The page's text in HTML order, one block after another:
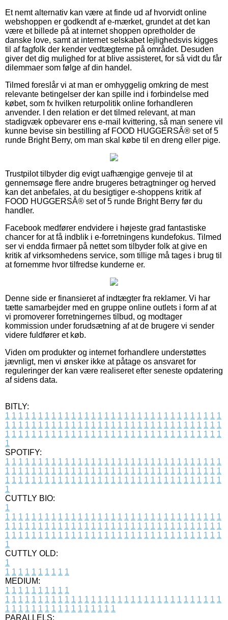
Et nemt alternativ kan være at finde ud af hvorvidt online
webshoppen er godkendt af e-mærket, grundet at det kan
være et billede på at internet shoppen opretholder de
danske love, samt at internet selskabet lejlighedsvis kigges
til af fagfolk der kender vedtægterne på området. Desuden
giver det dig mulighed for at blive assisteret, for så vidt du får
dilemmaer som følge af din handel.
Tilmed foreslår vi at man er omhyggelig omkring de mest
relevante betingelser der kan spille ind i forbindelse med
købet, som fx hvilken returpolitik online forhandleren
anvender. I den relation er det tilmed relevant, at man
stadigvæk opbevarer ens e-mail kvittering, så man senere vil
kunne bevise sin bestilling af FOOD HUGGERSÂ® set of 5
runde Bright Berry, om man skal købe til en dreng eller pige.
Trustpilot tilbyder dig evigt uafhængige genveje til at
gennemsøge flere andre brugeres betragtninger og herved
kan det anbefales, at du besigtiger e-shoppens kritik af
FOOD HUGGERSÂ® set of 5 runde Bright Berry før du
handler.
Facebook medfører endvidere i højeste grad fantastiske
chancer for at få indblik i e-forretningens kundefokus. Tilmed
ser vi endda firmaer på nettet som tilbyder folk at give en
kritik af virksomhedens service, som tillige må tages i brug til
at fornemme hvor tilfredse kunderne er.
Denne side er finansieret af indtægter fra reklamer. Vi har
tætte samarbejder med en gruppe online outlets i form af at
vi promoverer forretningernes tilbud, og modtager
kommission under forudsætning af at de brugere vi sender
videre fuldfører et køb.
Viden om produkter og internet forhandlere understøttes
jævnligt, men vi ønsker ikke at påtage os ansvaret for
reguleringer der kan være realiseret efter seneste opdatering
af sidens data.
BITLY:
1 1 1 1 1 1 1 1 1 1 1 1 1 1 1 1 1 1 1 1 1 1 1 1 1 1 1 1 1 1 1 1 1
1 1 1 1 1 1 1 1 1 1 1 1 1 1 1 1 1 1 1 1 1 1 1 1 1 1 1 1 1 1 1 1 1
1 1 1 1 1 1 1 1 1 1 1 1 1 1 1 1 1 1 1 1 1 1 1 1 1 1 1 1 1 1 1 1 1
1
SPOTIFY:
1 1 1 1 1 1 1 1 1 1 1 1 1 1 1 1 1 1 1 1 1 1 1 1 1 1 1 1 1 1 1 1 1
1 1 1 1 1 1 1 1 1 1 1 1 1 1 1 1 1 1 1 1 1 1 1 1 1 1 1 1 1 1 1 1 1
1 1 1 1 1 1 1 1 1 1 1 1 1 1 1 1 1 1 1 1 1 1 1 1 1 1 1 1 1 1 1 1 1
1
CUTTLY BIO:
1
1 1 1 1 1 1 1 1 1 1 1 1 1 1 1 1 1 1 1 1 1 1 1 1 1 1 1 1 1 1 1 1 1
1 1 1 1 1 1 1 1 1 1 1 1 1 1 1 1 1 1 1 1 1 1 1 1 1 1 1 1 1 1 1 1 1
1 1 1 1 1 1 1 1 1 1 1 1 1 1 1 1 1 1 1 1 1 1 1 1 1 1 1 1 1 1 1 1 1
1
CUTTLY OLD:
1
1 1 1 1 1 1 1 1 1 1
MEDIUM:
1 1 1 1 1 1 1 1 1 1
1 1 1 1 1 1 1 1 1 1 1 1 1 1 1 1 1 1 1 1 1 1 1 1 1 1 1 1 1 1 1 1 1
1 1 1 1 1 1 1 1 1 1 1 1 1 1 1 1 1
PARALLELS: